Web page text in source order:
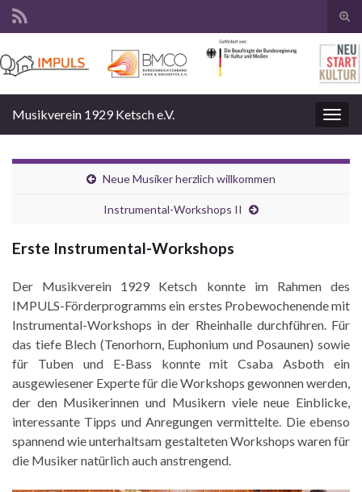
Search for:
Musikverein 1929 Ketsch e.V.
Neue Musiker herzlich willkommen
Instrumental-Workshops II
Erste Instrumental-Workshops
Der Musikverein 1929 Ketsch konnte im Rahmen des
IMPULS-Förderprogramms ein erstes Probewochenende mit
Instrumental-Workshops in der Rheinhalle durchführen. Für
das tiefe Blech (Tenorhorn, Euphonium und Posaunen) sowie
für Tuben und E-Bass konnte mit Csaba Asboth ein
ausgewiesener Experte für die Workshops gewonnen werden,
der den Musikerinnen und Musikern viele neue Einblicke,
interessante Tipps und Anregungen vermittelte. Die ebenso
spannend wie unterhaltsam gestalteten Workshops waren für
die Musiker natürlich auch anstrengend.